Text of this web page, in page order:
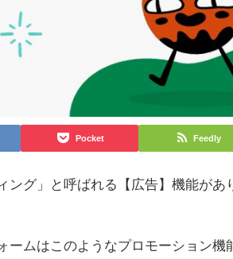
Pocket Feedly
ング」と呼ばれる【広告】機能があ
ームはこのようなプロモーション機